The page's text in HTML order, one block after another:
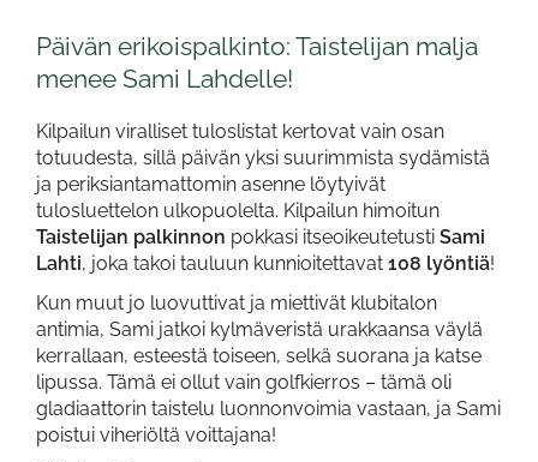
Päivän erikoispalkinto: Taistelijan malja
menee Sami Lahdelle!
Kilpailun viralliset tuloslistat kertovat vain osan
totuudesta, sillä päivän yksi suurimmista sydämistä
ja periksiantamattomin asenne löytyivät
tulosluettelon ulkopuolelta. Kilpailun himoitun
Taistelijan palkinnon pokkasi itseoikeutetusti Sami
Lahti, joka takoi tauluun kunnioitettavat 108 lyöntiä!
Kun muut jo luovuttivat ja miettivät klubitalon
antimia, Sami jatkoi kylmäveristä urakkaansa väylä
kerrallaan, esteestä toiseen, selkä suorana ja katse
lipussa. Tämä ei ollut vain golfkierros – tämä oli
gladiaattorin taistelu luonnonvoimia vastaan, ja Sami
poistui viheriöltä voittajana!